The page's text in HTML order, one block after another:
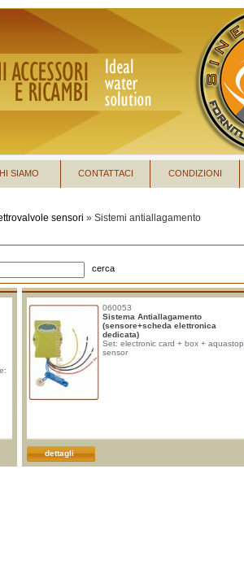
CONDIZIONI
CONTATTACI
SIAMO
sensori » Sistemi antiallagamento
cerca
060053
Sistema Antiallagamento
(sensore+scheda elettronica
dedicata)
Set: electronic card + box + aquastop
sensor
dettagli